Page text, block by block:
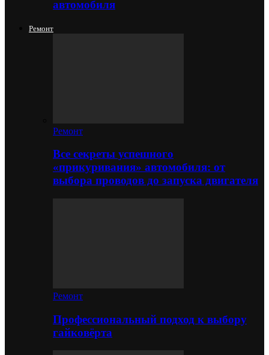
автомобиля
Ремонт
Ремонт
Все секреты успешного
«прикуривания» автомобиля: от
выбора проводов до запуска двигателя
Ремонт
Профессиональный подход к выбору
гайковёрта